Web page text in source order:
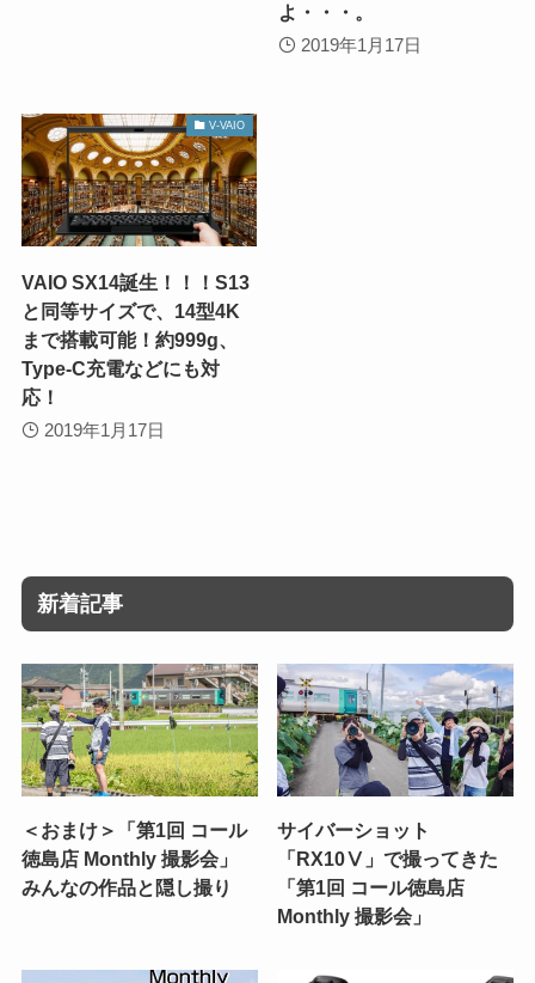
よ・・・。
2019年1月17日
V-VAIO
VAIO SX14誕生！！！S13
と同等サイズで、14型4K
まで搭載可能！約999g、
Type-C充電などにも対
応！
2019年1月17日
新着記事
＜おまけ＞「第1回 コール
徳島店 Monthly 撮影会」
みんなの作品と隠し撮り
サイバーショット
「RX10Ⅴ」で撮ってきた
「第1回 コール徳島店
Monthly 撮影会」